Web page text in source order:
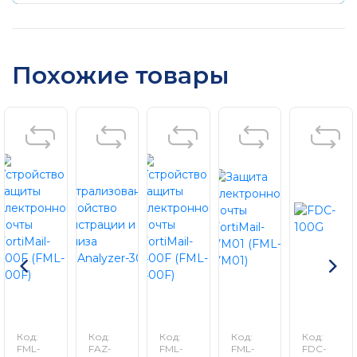
Похожие товары
Код:
FML-
Код:
FAZ-
Код:
FML-
Код:
FML-
Код:
FDC-